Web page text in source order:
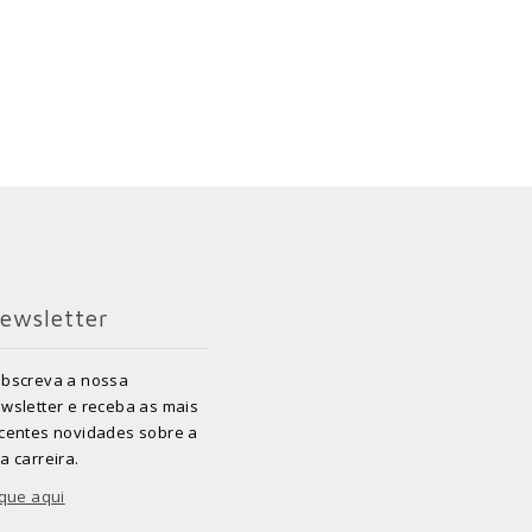
a nossa
e receba as mais
novidades sobre a
carreira.
aqui